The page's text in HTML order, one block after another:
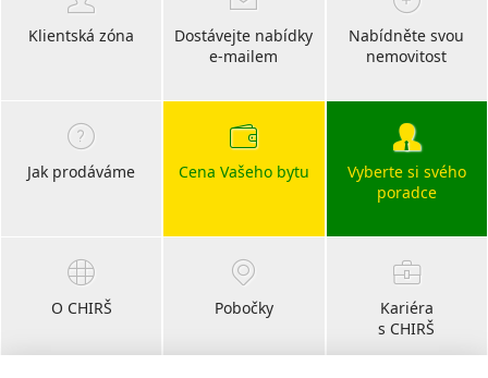
Klientská zóna
Dostávejte nabídky
e-mailem
Nabídněte svou
nemovitost
Jak prodáváme Cena Vašeho bytu
Vyberte si svého
poradce
O CHIRŠ Pobočky
Kariéra
s CHIRŠ